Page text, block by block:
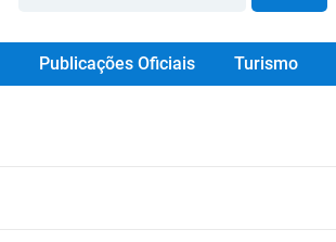
Publicações Oficiais Turismo